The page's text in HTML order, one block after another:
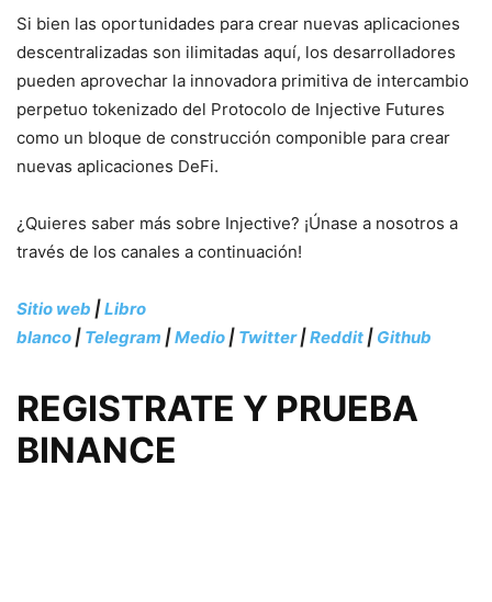
Si bien las oportunidades para crear nuevas aplicaciones
descentralizadas son ilimitadas aquí, los desarrolladores
pueden aprovechar la innovadora primitiva de intercambio
perpetuo tokenizado del Protocolo de Injective Futures
como un bloque de construcción componible para crear
nuevas aplicaciones DeFi.
¿Quieres saber más sobre Injective? ¡Únase a nosotros a
través de los canales a continuación!
Sitio web |Libro
blanco | Telegram |Medio | Twitter|Reddit | Github
REGISTRATE Y PRUEBA
BINANCE